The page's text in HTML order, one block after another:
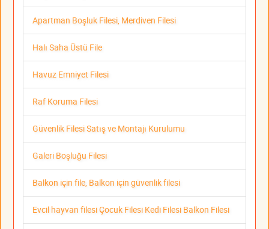
Apartman Boşluk Filesi, Merdiven Filesi
Halı Saha Üstü File
Havuz Emniyet Filesi
Raf Koruma Filesi
Güvenlik Filesi Satış ve Montajı Kurulumu
Galeri Boşluğu Filesi
Balkon için file, Balkon için güvenlik filesi
Evcil hayvan filesi Çocuk Filesi Kedi Filesi Balkon Filesi